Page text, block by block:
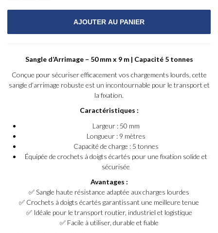
Sangle d’Arrimage – 50 mm x 9 m | Capacité 5 tonnes
Conçue pour sécuriser efficacement vos chargements lourds, cette
sangle d’arrimage robuste est un incontournable pour le transport et
la fixation.
Caractéristiques :
Largeur : 50 mm
Longueur : 9 mètres
Capacité de charge : 5 tonnes
Équipée de crochets à doigts écartés pour une fixation solide et
sécurisée
Avantages :
✅ Sangle haute résistance adaptée aux charges lourdes
✅ Crochets à doigts écartés garantissant une meilleure tenue
✅ Idéale pour le transport routier, industriel et logistique
✅ Facile à utiliser, durable et fiable